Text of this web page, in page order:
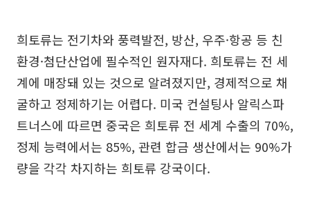
희토류는 전기차와 풍력발전, 방산, 우주·항공 등 친
환경·첨단산업에 필수적인 원자재다. 희토류는 전 세
계에 매장돼 있는 것으로 알려졌지만, 경제적으로 채
굴하고 정제하기는 어렵다. 미국 컨설팅사 알릭스파
트너스에 따르면 중국은 희토류 전 세계 수출의 70%,
정제 능력에서는 85%, 관련 합금 생산에서는 90%가
량을 각각 차지하는 희토류 강국이다.